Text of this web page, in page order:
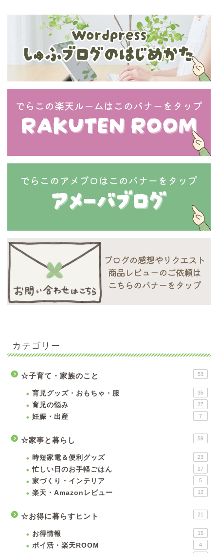
カテゴリー
☆子育て・家族のこと 53
育児グッズ・おもちゃ・服 35
育児の悩み 27
妊娠・出産 7
☆家事と暮らし 59
時短家電＆便利グッズ 23
忙しい日のお手軽ごはん 27
家づくり・インテリア 5
楽天・Amazonレビュー 12
☆お得に暮らすヒント 21
お得情報 15
ポイ活・楽天ROOM 4